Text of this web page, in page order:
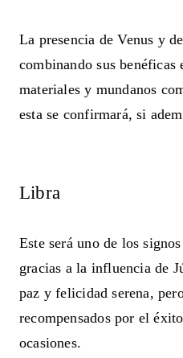
La presencia de Venus y
combinando sus benéficas
materiales y mundanos
esta se confirmará, si
Libra
Este será uno de los
gracias a la influencia de
paz y felicidad serena,
recompensados por el
ocasiones.